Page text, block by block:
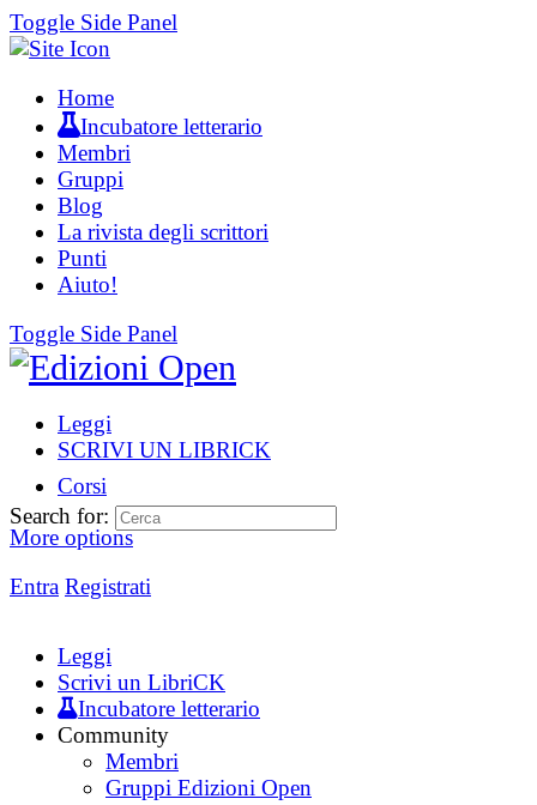
Toggle Side Panel
Home
Incubatore letterario
Membri
Gruppi
Blog
La rivista degli scrittori
Punti
Aiuto!
Toggle Side Panel
Leggi
SCRIVI UN LIBRICK
Corsi
More options
Entra Registrati
Search for:
Leggi
Scrivi un LibriCK
Incubatore letterario
Community
Membri
Gruppi Edizioni Open